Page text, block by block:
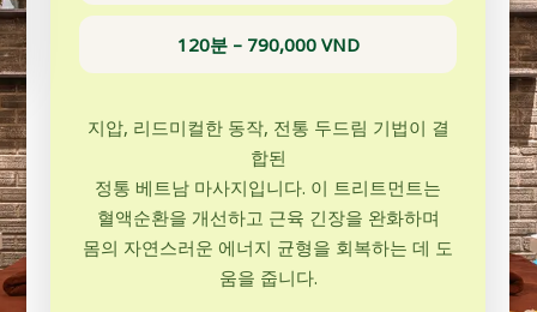
120분 – 790,000 VND
지압, 리드미컬한 동작, 전통 두드림 기법이 결
합된
정통 베트남 마사지입니다. 이 트리트먼트는
혈액순환을 개선하고 근육 긴장을 완화하며
몸의 자연스러운 에너지 균형을 회복하는 데 도
움을 줍니다.